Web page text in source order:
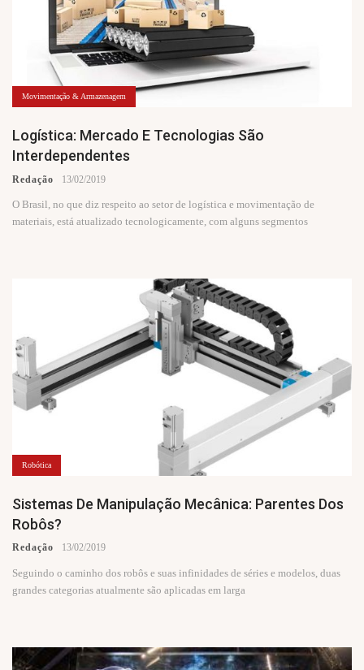
Movimentação & Armazenagem
Logística: Mercado E Tecnologias São
Interdependentes
Redação 13/02/2019
O Brasil, no que diz respeito ao setor de logística e movimentação de
materiais, está atualizado tecnologicamente, com alguns segmentos
Robótica
Sistemas De Manipulação Mecânica: Parentes Dos
Robôs?
Redação 13/02/2019
Seguindo o caminho dos robôs e suas infinidades de séries e modelos, duas
grandes categorias atualmente são aplicadas em larga